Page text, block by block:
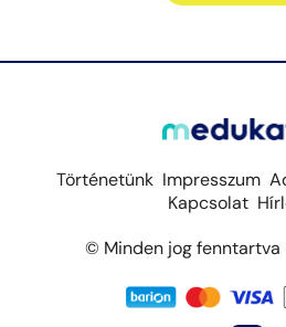
Történetünk Impresszum
Kapcsolat
© Minden jog fenntartva